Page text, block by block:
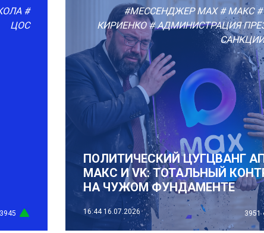
#
ЦОС
3945
#МЕССЕНДЖЕР MAX # МАКС
КИРИЕНКО # АДМИНИСТРАЦИЯ
САНКЦИИ
ПОЛИТИЧЕСКИЙ ЦУГЦВАНГ
МАКС И VK: ТОТАЛЬНЫЙ
НА ЧУЖОМ ФУНДАМЕНТЕ
16:44 16.07.2026 3951